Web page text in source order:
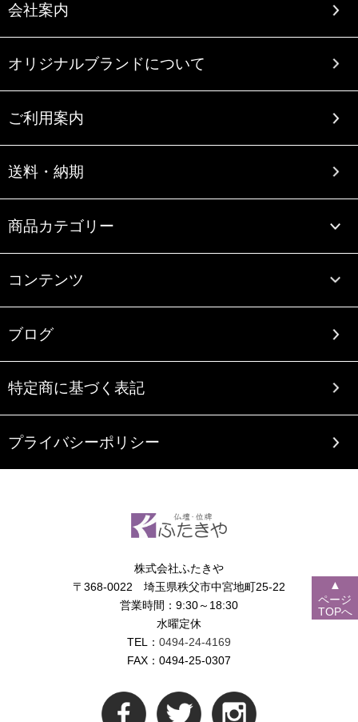
会社案内
オリジナルブランドについて
ご利用案内
送料・納期
商品カテゴリー
コンテンツ
ブログ
特定商に基づく表記
プライバシーポリシー
株式会社ふたきや
〒368-0022 埼玉県秩父市中宮地町25-22
営業時間：9:30～18:30
水曜定休
TEL： 0494-24-4169
FAX：0494-25-0307
▲
ページ
TOPへ